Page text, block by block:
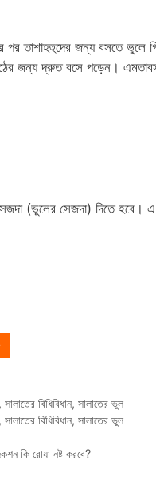
পর তাশাহহুদের জন্য বসতে ভুলে
জন্য দ্রুত বসে পড়েন।
(ভুলের সেজদা) দিতে হবে।
সালাতের বিধিবিধান, সালাতের ভুল
সালাতের বিধিবিধান, সালাতের ভুল
কি রোযা নষ্ট করবে?